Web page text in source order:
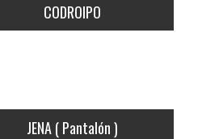
CODROIPO
JENA ( Pantalón )